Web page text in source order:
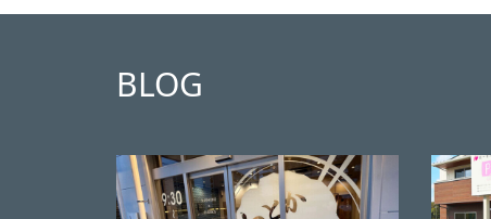
BLOG